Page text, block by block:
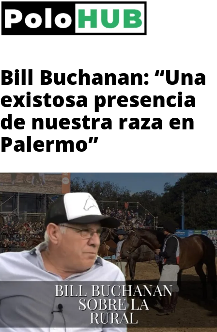
Bill Buchanan: “Una
existosa presencia
de nuestra raza en
Palermo”